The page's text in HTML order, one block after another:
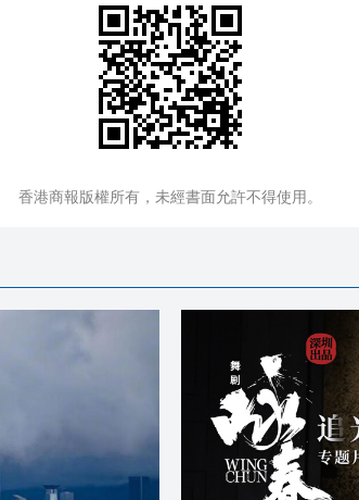
香港商報版權所有，未經書面允許不得使用。